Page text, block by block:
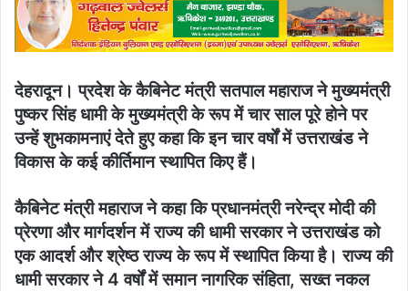
देहरादून। प्रदेश के कैबिनेट मंत्री सतपाल महाराज ने मुख्यमंत्री
पुष्कर सिंह धामी के मुख्यमंत्री के रूप में चार साल पूरे होने पर
उन्हें शुभकामनाएं देते हुए कहा कि इन चार वर्षों में उत्तराखंड ने
विकास के कई कीर्तिमान स्थापित किए हैं।
कैबिनेट मंत्री महाराज ने कहा कि प्रधानमंत्री नरेन्द्र मोदी की
प्रेरणा और मार्गदर्शन में राज्य की धामी सरकार ने उत्तराखंड को
एक आदर्श और श्रेष्ठ राज्य के रूप में स्थापित किया है। राज्य की
धामी सरकार ने 4 वर्षों में समान नागरिक संहिता, सख्त नकल